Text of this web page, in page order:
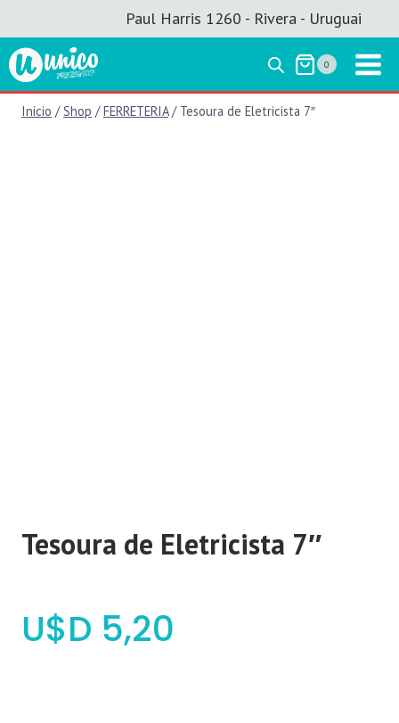
al
contenido
Paul Harris 1260 - Rivera - Uruguai
0
Inicio / Shop / FERRETERIA / Tesoura de Eletricista 7″
Tesoura de Eletricista 7″
$ 5,20